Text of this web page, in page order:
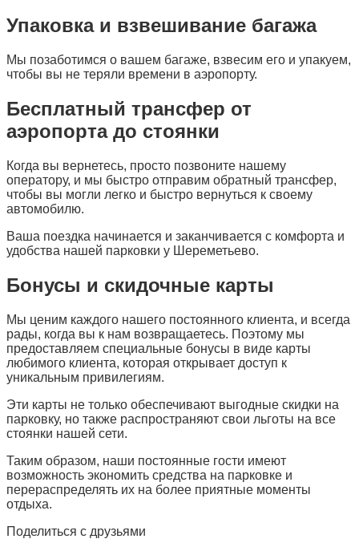
Упаковка и взвешивание багажа
Мы позаботимся о вашем багаже, взвесим его и упакуем,
чтобы вы не теряли времени в аэропорту.
Бесплатный трансфер от
аэропорта до стоянки
Когда вы вернетесь, просто позвоните нашему
оператору, и мы быстро отправим обратный трансфер,
чтобы вы могли легко и быстро вернуться к своему
автомобилю.
Ваша поездка начинается и заканчивается с комфорта и
удобства нашей парковки у Шереметьево.
Бонусы и скидочные карты
Мы ценим каждого нашего постоянного клиента, и всегда
рады, когда вы к нам возвращаетесь. Поэтому мы
предоставляем специальные бонусы в виде карты
любимого клиента, которая открывает доступ к
уникальным привилегиям.
Эти карты не только обеспечивают выгодные скидки на
парковку, но также распространяют свои льготы на все
стоянки нашей сети.
Таким образом, наши постоянные гости имеют
возможность экономить средства на парковке и
перераспределять их на более приятные моменты
отдыха.
Поделиться с друзьями